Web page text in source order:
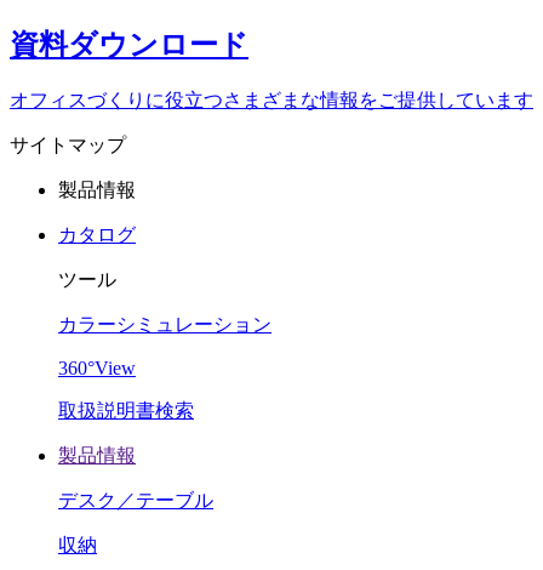
資料ダウンロード
オフィスづくりに役立つさまざまな情報をご提供しています
サイトマップ
製品情報
カタログ
ツール
カラーシミュレーション
360°View
取扱説明書検索
製品情報
デスク／テーブル
収納